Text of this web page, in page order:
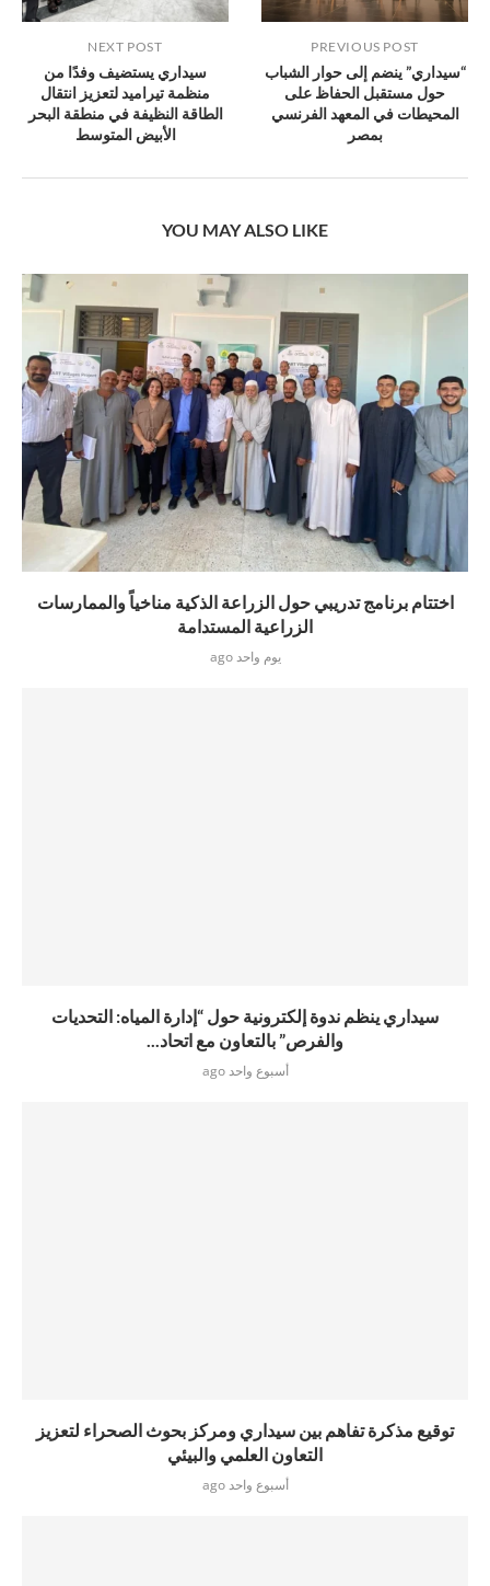
PREVIOUS POST
“سيداري” ينضم إلى حوار الشباب
حول مستقبل الحفاظ على
المحيطات في المعهد الفرنسي
بمصر
NEXT POST
سيداري يستضيف وفدًا من
منظمة تيراميد لتعزيز انتقال
الطاقة النظيفة في منطقة البحر
الأبيض المتوسط
YOU MAY ALSO LIKE
اختتام برنامج تدريبي حول الزراعة الذكية مناخياً والممارسات
الزراعية المستدامة
يوم واحد ago
سيداري ينظم ندوة إلكترونية حول “إدارة المياه: التحديات
والفرص” بالتعاون مع اتحاد...
أسبوع واحد ago
توقيع مذكرة تفاهم بين سيداري ومركز بحوث الصحراء لتعزيز
التعاون العلمي والبيئي
أسبوع واحد ago